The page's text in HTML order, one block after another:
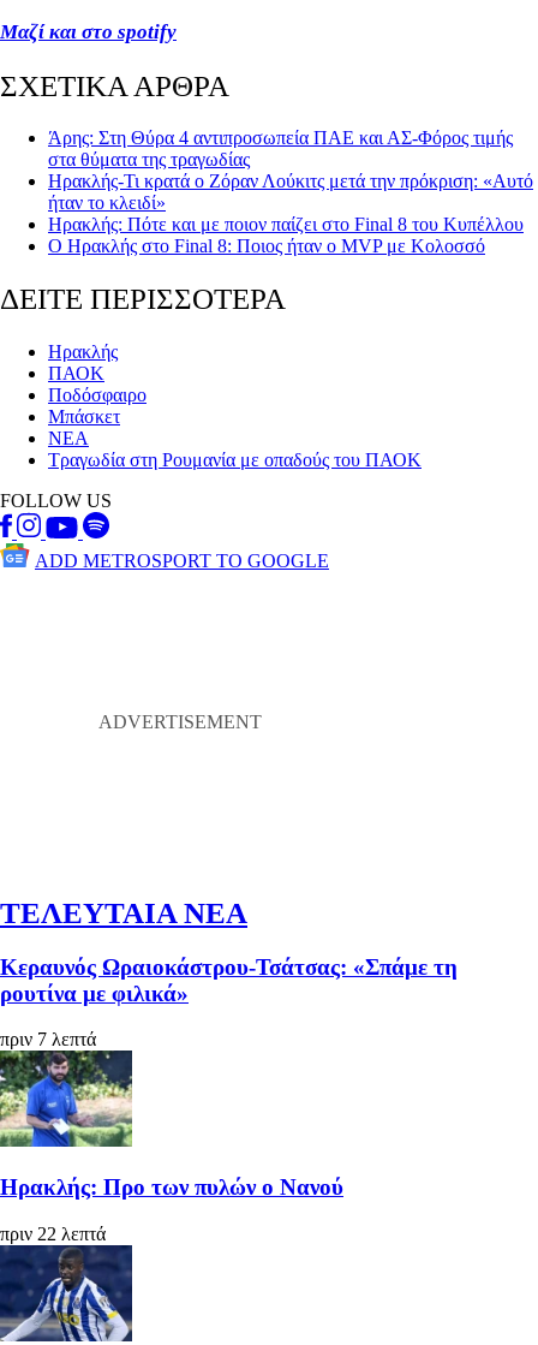
Μαζί και στο spotify
ΣΧΕΤΙΚΑ ΑΡΘΡΑ
Άρης: Στη Θύρα 4 αντιπροσωπεία ΠΑΕ και ΑΣ-Φόρος τιμής
στα θύματα της τραγωδίας
Ηρακλής-Τι κρατά ο Ζόραν Λούκιτς μετά την πρόκριση: «Αυτό
ήταν το κλειδί»
Ηρακλής: Πότε και με ποιον παίζει στο Final 8 του Κυπέλλου
Ο Ηρακλής στο Final 8: Ποιος ήταν ο MVP με Κολοσσό
ΔΕΙΤΕ ΠΕΡΙΣΣΟΤΕΡΑ
Ηρακλής
ΠΑΟΚ
Ποδόσφαιρο
Μπάσκετ
ΝΕΑ
Τραγωδία στη Ρουμανία με οπαδούς του ΠΑΟΚ
FOLLOW US
ADD METROSPORT TO GOOGLE
ΤΕΛΕΥΤΑΙΑ ΝΕΑ
Κεραυνός Ωραιοκάστρου-Τσάτσας: «Σπάμε τη
ρουτίνα με φιλικά»
πριν 7 λεπτά
Ηρακλής: Προ των πυλών ο Νανού
πριν 22 λεπτά